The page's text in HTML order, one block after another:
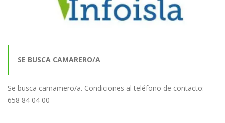
SE BUSCA CAMARERO/A
Se busca camamero/a. Condiciones al teléfono de contacto:
658 84 04 00